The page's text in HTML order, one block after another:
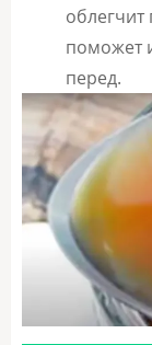
поможет
перед.